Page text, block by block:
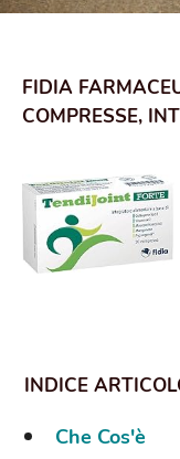
FIDIA
COMPRESSE,
Che Cos'è